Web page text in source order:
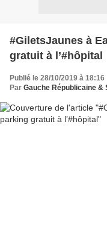
#GiletsJaunes à
gratuit à l’#hôpital
Publié le 28/10/2019 à 18:16
Par Gauche Républicaine &